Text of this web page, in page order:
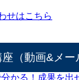
せはこちら
（動画&メー
かる！成果を出